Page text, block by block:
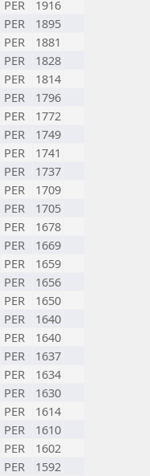
PER
1916
PER
1895
PER
1881
PER
1828
PER
1814
PER
1796
PER
1772
PER
1749
PER
1741
PER
1737
PER
1709
PER
1705
PER
1678
PER
1669
PER
1659
PER
1656
PER
1650
PER
1640
PER
1640
PER
1637
PER
1634
PER
1630
PER
1614
PER
1610
PER
1602
PER
1592